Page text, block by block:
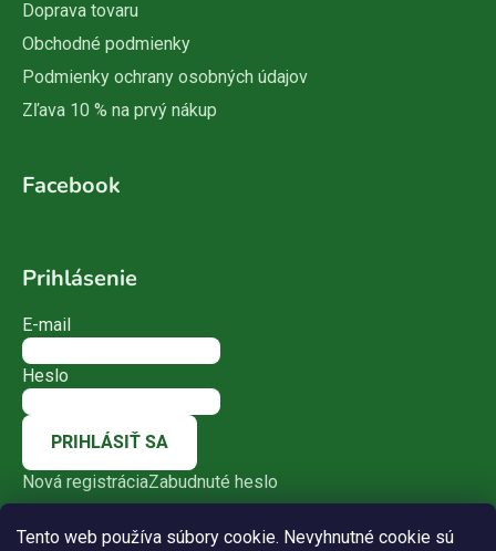
Tento web používa súbory cookie. Nevyhnutné cookie sú
Doprava tovaru
Obchodné podmienky
Podmienky ochrany osobných údajov
Zľava 10 % na prvý nákup
Facebook
Prihlásenie
E-mail
Heslo
PRIHLÁSIŤ SA
Nová registráciaZabudnuté heslo